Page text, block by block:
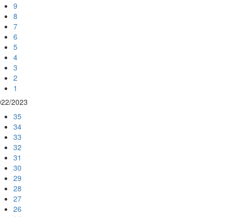
9
8
7
6
5
4
3
2
1
2023
35
34
33
32
31
30
29
28
27
26